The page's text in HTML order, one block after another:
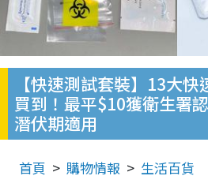
【快速測試套裝】13大
買到！最平$10獲衛生署
潛伏期適用
首頁 購物情報 生活百貨